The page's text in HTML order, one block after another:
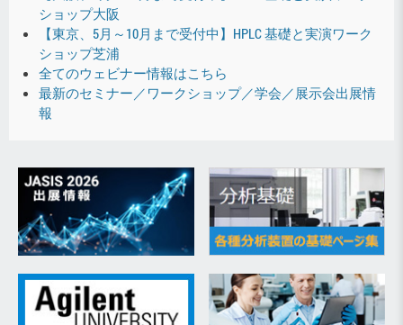
ショップ大阪
【東京、5月～10月まで受付中】HPLC 基礎と実演ワーク
ショップ芝浦
全てのウェビナー情報はこちら
最新のセミナー／ワークショップ／学会／展示会出展情
報